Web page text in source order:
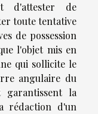
d'attester de
toute tentative
de possession
l'objet mis en
qui sollicite le
angulaire du
la
rédaction d'un